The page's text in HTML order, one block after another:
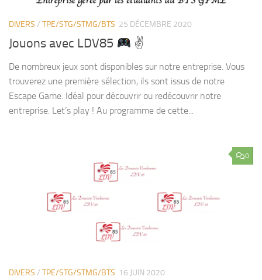
DIVERS / TPE/STG/STMG/BTS 25 DÉCEMBRE 2020
Jouons avec LDV85 ✌
De nombreux jeux sont disponibles sur notre entreprise. Vous
trouverez une première sélection, ils sont issus de notre
Escape Game. Idéal pour découvrir ou redécouvrir notre
entreprise. Let’s play ! Au programme de cette...
0
DIVERS / TPE/STG/STMG/BTS 16 JUIN 2020